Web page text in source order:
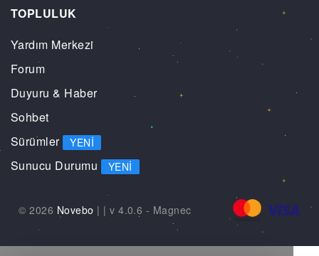
TOPLULUK
Yardım Merkezi
Forum
Duyuru & Haber
Sohbet
Sürümler YENI
Sunucu Durumu YENI
© 2026 Novebo | | v 4.0.6 - Magnec